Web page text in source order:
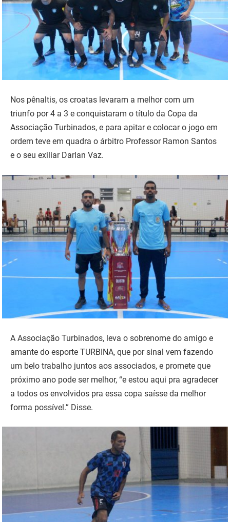
Nos pênaltis, os croatas levaram a melhor com um
triunfo por 4 a 3 e conquistaram o título da Copa da
Associação Turbinados, e para apitar e colocar o jogo em
ordem teve em quadra o árbitro Professor Ramon Santos
e o seu exiliar Darlan Vaz.
A Associação Turbinados, leva o sobrenome do amigo e
amante do esporte TURBINA, que por sinal vem fazendo
um belo trabalho juntos aos associados, e promete que
próximo ano pode ser melhor, “e estou aqui pra agradecer
a todos os envolvidos pra essa copa saísse da melhor
forma possível.” Disse.